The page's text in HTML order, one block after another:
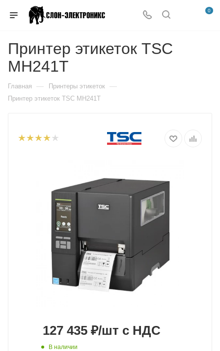
0
Принтер этикеток TSC
MH241Т
Главная — Принтеры этикеток —
Принтер этикеток TSC MH241Т
127 435 ₽/шт с НДС
В наличии